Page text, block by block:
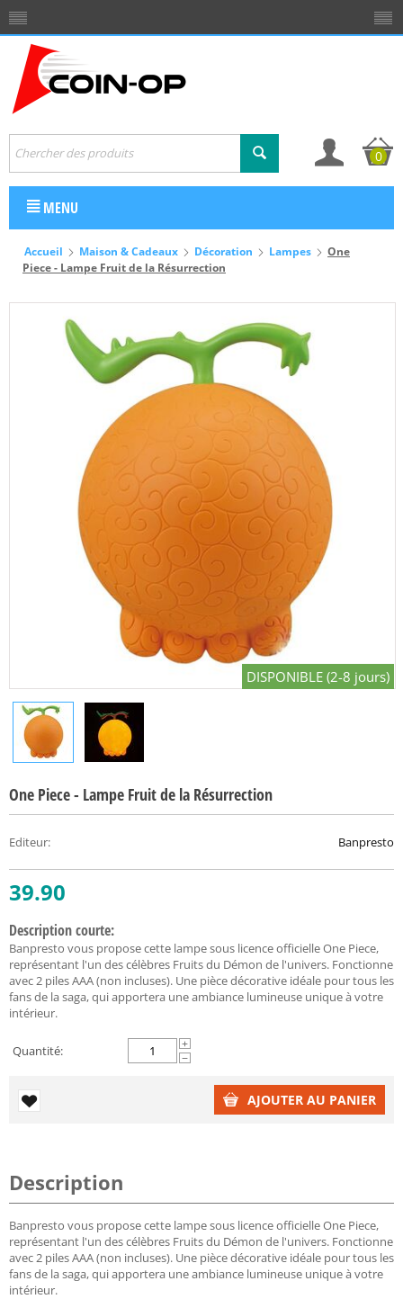
0
MENU
Accueil Maison & Cadeaux Décoration Lampes
One
Piece - Lampe Fruit de la Résurrection
DISPONIBLE (2-8 jours)
One Piece - Lampe Fruit de la Résurrection
Editeur: Banpresto
39.90
Description courte:
Banpresto vous propose cette lampe sous licence officielle One Piece,
représentant l'un des célèbres Fruits du Démon de l'univers. Fonctionne
avec 2 piles AAA (non incluses). Une pièce décorative idéale pour tous les
fans de la saga, qui apportera une ambiance lumineuse unique à votre
intérieur.
Quantité:
+
−
AJOUTER AU PANIER
Description
Banpresto vous propose cette lampe sous licence officielle One Piece,
représentant l'un des célèbres Fruits du Démon de l'univers. Fonctionne
avec 2 piles AAA (non incluses). Une pièce décorative idéale pour tous les
fans de la saga, qui apportera une ambiance lumineuse unique à votre
intérieur.